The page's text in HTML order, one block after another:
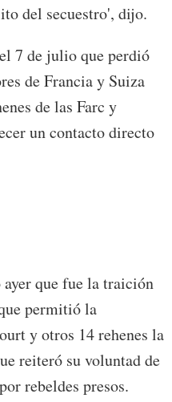
del secuestro', dijo.
7 de julio que perdió
de Francia y Suiza
de las Farc y
un contacto directo
que fue la traición
permitió la
y otros 14 rehenes la
reiteró su voluntad de
rebeldes presos.